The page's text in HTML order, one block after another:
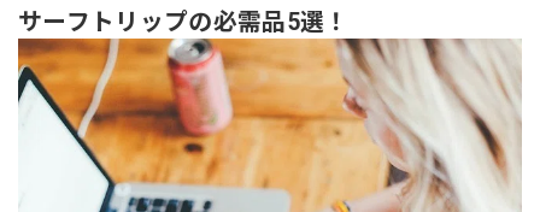
サーフトリップの必需品5選！